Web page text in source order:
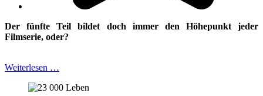
Der fünfte Teil bildet doch immer den Höhepunkt jeder
Filmserie, oder?
Weiterlesen …